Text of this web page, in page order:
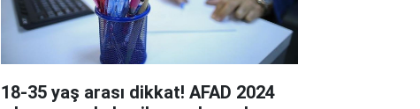
18-35 yaş arası dikkat! AFAD 2024